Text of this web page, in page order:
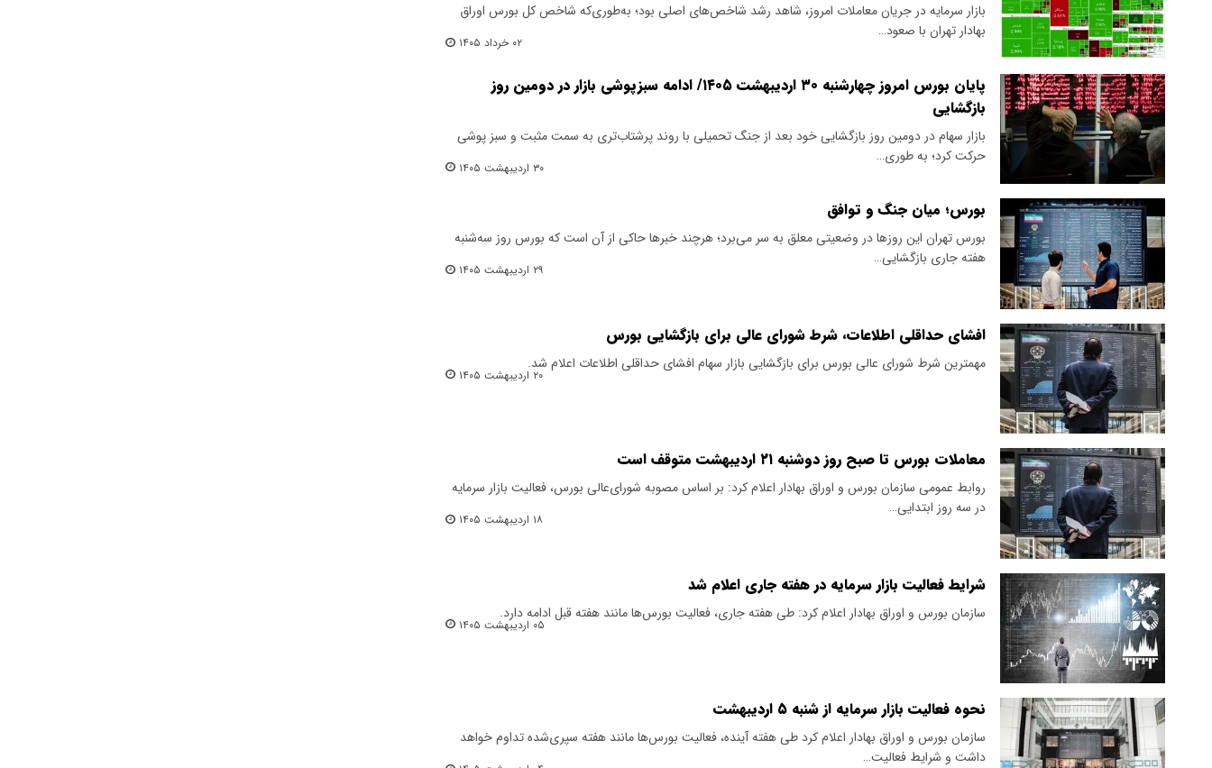
بازار سرمایه در جریان معاملات امروز، شاهد رشد شاخص‌های اصلی بود؛ به‌طوری‌که شاخص کل بورس اوراق
بهادار تهران با صعود…
۰۲ خرداد ۱۴۰۵
پایان بورس امروز چهارشنبه ۳۰ اردیبهشت ۱۴۰۵/ ادامه سبزپوشی بازار در دومین روز
بازگشایی
بازار سهام در دومین روز بازگشایی خود بعد از جنگ تحمیلی با روند پرشتاب‌تری به سمت مثبت و سبز پوشی
حرکت کرد؛ به طوری…
۳۰ اردیبهشت ۱۴۰۵
بورس؛ میان جنگ و توافق
بورس تهران این روزها در وضعیتی معلق به سر می‌برد؛ هرچند‌ خبرها حاکی از آن است که بورس روز سه‌شنبه
هفته جاری بازگشایی…
۲۹ اردیبهشت ۱۴۰۵
افشای حداقلی اطلاعات، شرط شورای عالی برای بازگشایی بورس
مهمترین شرط شورای عالی بورس برای بازگشایی بازار سهام افشای حداقلی اطلاعات اعلام شد.
۲۰ اردیبهشت ۱۴۰۵
معاملات بورس تا صبح روز دوشنبه ۲۱ اردیبهشت متوقف است
روابط عمومی سازمان بورس و اوراق بهادار اعلام کرد: بر اساس مصوبه شورای‌عالی بورس، فعالیت بازار سرمایه
در سه روز ابتدایی…
۱۸ اردیبهشت ۱۴۰۵
شرایط فعالیت بازار سرمایه در هفته جاری اعلام شد
​سازمان بورس و اوراق بهادار اعلام کرد: طی هفته جاری، فعالیت بورس‌ها مانند هفته قبل ادامه دارد.
۰۵ اردیبهشت ۱۴۰۵
نحوه فعالیت بازار سرمایه از شنبه ۵ اردیبهشت
سازمان بورس و اوراق بهادار اعلام کرد طی هفته آینده، فعالیت بورس‌ها مانند هفته سپری‌شده تداوم خواهد
داشت و شرایط فعالیت…